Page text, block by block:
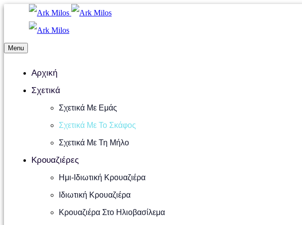
Menu
Αρχική
Σχετικά
Σχετικά Με Εμάς
Σχετικά Με Το Σκάφος
Σχετικά Με Τη Μήλο
Κρουαζιέρες
Ημι-Ιδιωτική Κρουαζιέρα
Ιδιωτική Κρουαζιέρα
Κρουαζιέρα Στο Ηλιοβασίλεμα